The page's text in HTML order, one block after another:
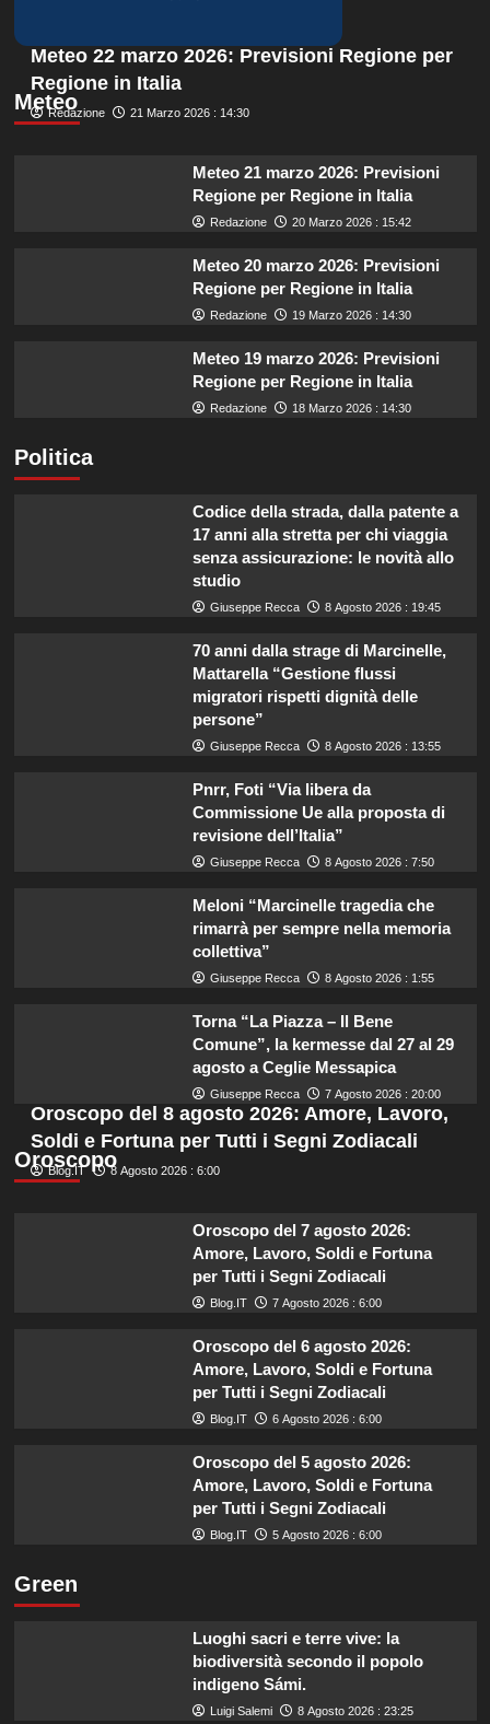
Meteo
Meteo 22 marzo 2026: Previsioni Regione per
Regione in Italia
Redazione 21 Marzo 2026 : 14:30
Meteo 21 marzo 2026: Previsioni
Regione per Regione in Italia
Redazione 20 Marzo 2026 : 15:42
Meteo 20 marzo 2026: Previsioni
Regione per Regione in Italia
Redazione 19 Marzo 2026 : 14:30
Meteo 19 marzo 2026: Previsioni
Regione per Regione in Italia
Redazione 18 Marzo 2026 : 14:30
Politica
Codice della strada, dalla patente a
17 anni alla stretta per chi viaggia
senza assicurazione: le novità allo
studio
Giuseppe Recca 8 Agosto 2026 : 19:45
70 anni dalla strage di Marcinelle,
Mattarella “Gestione flussi
migratori rispetti dignità delle
persone”
Giuseppe Recca 8 Agosto 2026 : 13:55
Pnrr, Foti “Via libera da
Commissione Ue alla proposta di
revisione dell’Italia”
Giuseppe Recca 8 Agosto 2026 : 7:50
Meloni “Marcinelle tragedia che
rimarrà per sempre nella memoria
collettiva”
Giuseppe Recca 8 Agosto 2026 : 1:55
Torna “La Piazza – Il Bene
Comune”, la kermesse dal 27 al 29
agosto a Ceglie Messapica
Giuseppe Recca 7 Agosto 2026 : 20:00
Oroscopo
Oroscopo del 8 agosto 2026: Amore, Lavoro,
Soldi e Fortuna per Tutti i Segni Zodiacali
Blog.IT 8 Agosto 2026 : 6:00
Oroscopo del 7 agosto 2026:
Amore, Lavoro, Soldi e Fortuna
per Tutti i Segni Zodiacali
Blog.IT 7 Agosto 2026 : 6:00
Oroscopo del 6 agosto 2026:
Amore, Lavoro, Soldi e Fortuna
per Tutti i Segni Zodiacali
Blog.IT 6 Agosto 2026 : 6:00
Oroscopo del 5 agosto 2026:
Amore, Lavoro, Soldi e Fortuna
per Tutti i Segni Zodiacali
Blog.IT 5 Agosto 2026 : 6:00
Green
Luoghi sacri e terre vive: la
biodiversità secondo il popolo
indigeno Sámi.
Luigi Salemi 8 Agosto 2026 : 23:25